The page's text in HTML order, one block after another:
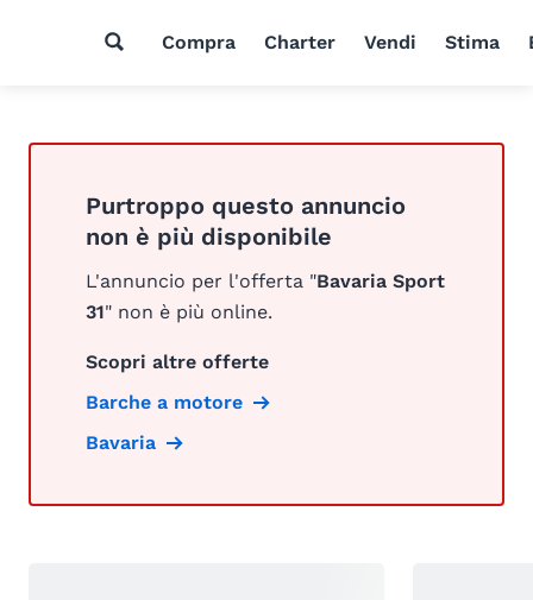
Compra Charter Vendi Stima
Purtroppo questo annuncio
non è più disponibile
L'annuncio per l'offerta "Bavaria Sport
31" non è più online.
Scopri altre offerte
Barche a motore
Bavaria